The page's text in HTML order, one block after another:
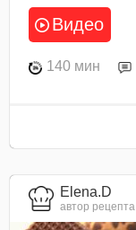
Видео
140 мин
Elena.D
автор рецепта